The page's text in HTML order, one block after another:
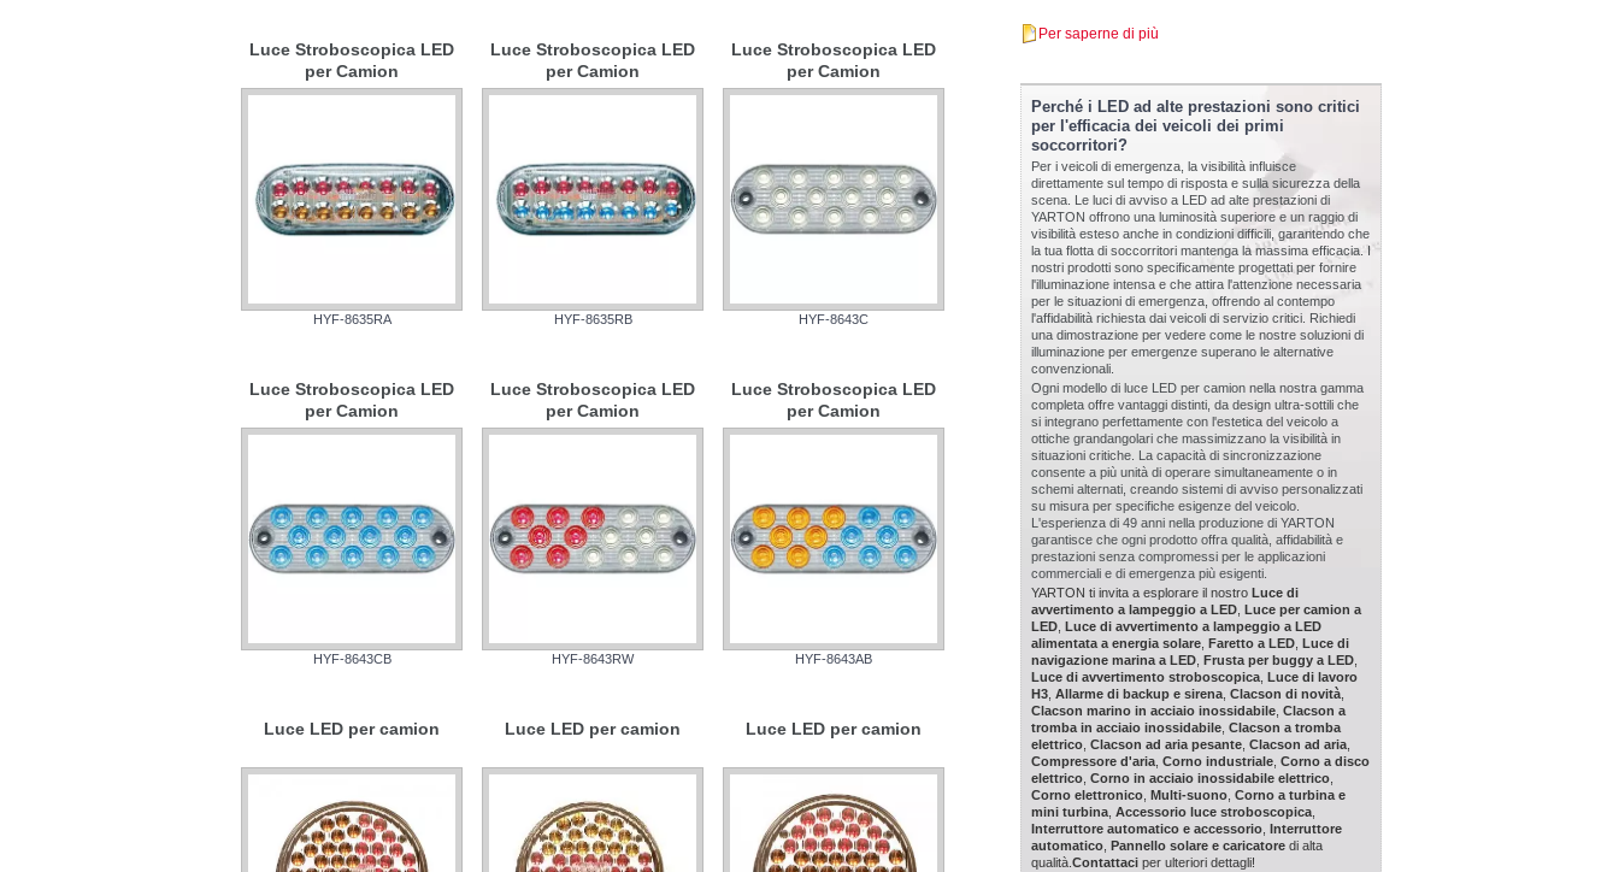
Luce Stroboscopica LED
per Camion
HYF-8635RA
Luce Stroboscopica LED
per Camion
HYF-8635RB
Luce Stroboscopica LED
per Camion
HYF-8643C
Luce Stroboscopica LED
per Camion
HYF-8643CB
Luce Stroboscopica LED
per Camion
HYF-8643RW
Luce Stroboscopica LED
per Camion
HYF-8643AB
Luce LED per camion Luce LED per camion Luce LED per camion
Per saperne di più
Perché i LED ad alte prestazioni sono critici
per l'efficacia dei veicoli dei primi
soccorritori?
Per i veicoli di emergenza, la visibilità influisce
direttamente sul tempo di risposta e sulla sicurezza della
scena. Le luci di avviso a LED ad alte prestazioni di
YARTON offrono una luminosità superiore e un raggio di
visibilità esteso anche in condizioni difficili, garantendo che
la tua flotta di soccorritori mantenga la massima efficacia. I
nostri prodotti sono specificamente progettati per fornire
l'illuminazione intensa e che attira l'attenzione necessaria
per le situazioni di emergenza, offrendo al contempo
l'affidabilità richiesta dai veicoli di servizio critici. Richiedi
una dimostrazione per vedere come le nostre soluzioni di
illuminazione per emergenze superano le alternative
convenzionali.
Ogni modello di luce LED per camion nella nostra gamma
completa offre vantaggi distinti, da design ultra-sottili che
si integrano perfettamente con l'estetica del veicolo a
ottiche grandangolari che massimizzano la visibilità in
situazioni critiche. La capacità di sincronizzazione
consente a più unità di operare simultaneamente o in
schemi alternati, creando sistemi di avviso personalizzati
su misura per specifiche esigenze del veicolo.
L'esperienza di 49 anni nella produzione di YARTON
garantisce che ogni prodotto offra qualità, affidabilità e
prestazioni senza compromessi per le applicazioni
commerciali e di emergenza più esigenti.
YARTON ti invita a esplorare il nostro Luce di
avvertimento a lampeggio a LED, Luce per camion a
LED, Luce di avvertimento a lampeggio a LED
alimentata a energia solare, Faretto a LED, Luce di
navigazione marina a LED, Frusta per buggy a LED,
Luce di avvertimento stroboscopica, Luce di lavoro
H3, Allarme di backup e sirena, Clacson di novità,
Clacson marino in acciaio inossidabile, Clacson a
tromba in acciaio inossidabile, Clacson a tromba
elettrico, Clacson ad aria pesante, Clacson ad aria,
Compressore d'aria, Corno industriale, Corno a disco
elettrico, Corno in acciaio inossidabile elettrico,
Corno elettronico, Multi-suono, Corno a turbina e
mini turbina, Accessorio luce stroboscopica,
Interruttore automatico e accessorio, Interruttore
automatico, Pannello solare e caricatore di alta
qualità.Contattaci per ulteriori dettagli!